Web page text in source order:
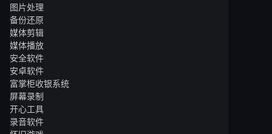
图片处理
备份还原
媒体剪辑
媒体播放
安全软件
安卓软件
富掌柜收银系统
屏幕录制
开心工具
录音软件